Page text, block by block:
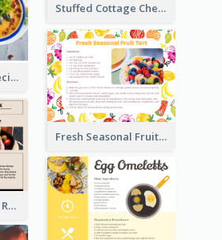
Stuffed Cottage Cheese Sandwiches Recipe
Sweet Pumpkin Recipe Card
Fresh Seasonal Fruit Tart Recipe Card
Great Beef Steaks Recipe Card